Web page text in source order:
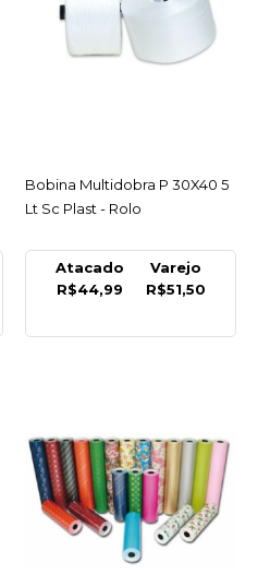
ORLEPLAST
INDISPONÍVEL
R$33,55
COMPRAR
INDISPONÍVEL
SCPLAST
Bobina Multidobra G
40X60 10Lt Sc Plast -
ACESSAR
Bobina Multidobra P 30X40 5
Lt Sc Plast - Rolo
Atacado
R$44,99
Varejo
R$51,50